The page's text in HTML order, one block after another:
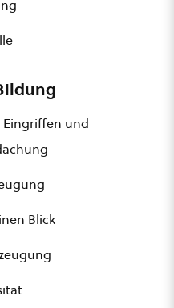
Eingriffen und
Blick